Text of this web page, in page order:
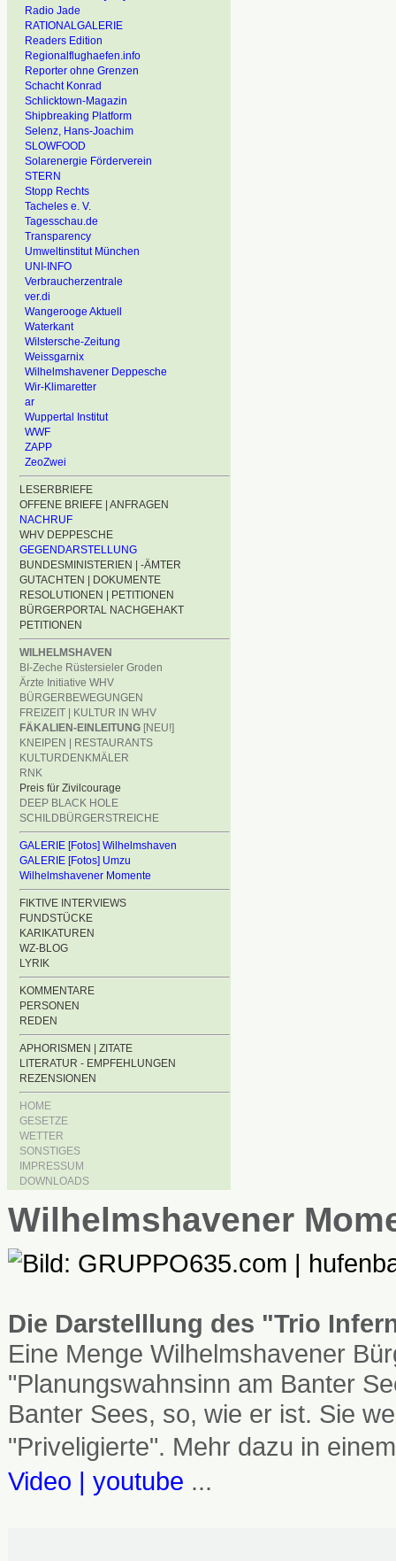
Radio Jade
RATIONALGALERIE
Readers Edition
Regionalflughaefen.info
Reporter ohne Grenzen
Schacht Konrad
Schlicktown-Magazin
Shipbreaking Platform
Selenz, Hans-Joachim
SLOWFOOD
Solarenergie Förderverein
STERN
Stopp Rechts
Tacheles e. V.
Tagesschau.de
Transparency
Umweltinstitut München
UNI-INFO
Verbraucherzentrale
ver.di
Wangerooge Aktuell
Waterkant
Wilstersche-Zeitung
Weissgarnix
Wilhelmshavener Deppesche
Wir-Klimaretter
ar
Wuppertal Institut
WWF
ZAPP
ZeoZwei
LESERBRIEFE
OFFENE BRIEFE | ANFRAGEN
NACHRUF
WHV DEPPESCHE
GEGENDARSTELLUNG
BUNDESMINISTERIEN | -ÄMTER
GUTACHTEN | DOKUMENTE
RESOLUTIONEN | PETITIONEN
BÜRGERPORTAL NACHGEHAKT
PETITIONEN
WILHELMSHAVEN
BI-Zeche Rüstersieler Groden
Ärzte Initiative WHV
BÜRGERBEWEGUNGEN
FREIZEIT | KULTUR IN WHV
FÄKALIEN-EINLEITUNG [NEU!]
KNEIPEN | RESTAURANTS
KULTURDENKMÄLER
RNK
Preis für Zivilcourage
DEEP BLACK HOLE
SCHILDBÜRGERSTREICHE
GALERIE [Fotos] Wilhelmshaven
GALERIE [Fotos] Umzu
Wilhelmshavener Momente
FIKTIVE INTERVIEWS
FUNDSTÜCKE
KARIKATUREN
WZ-BLOG
LYRIK
KOMMENTARE
PERSONEN
REDEN
APHORISMEN | ZITATE
LITERATUR - EMPFEHLUNGEN
REZENSIONEN
HOME
GESETZE
WETTER
SONSTIGES
IMPRESSUM
DOWNLOADS
Wilhelmshavener
Die Darstelllung des "Trio
Eine Menge Wilhelmshavener
"Planungswahnsinn am Banter
Banter Sees, so, wie er ist. Sie
"Priveligierte". Mehr dazu in
Video | youtube ...